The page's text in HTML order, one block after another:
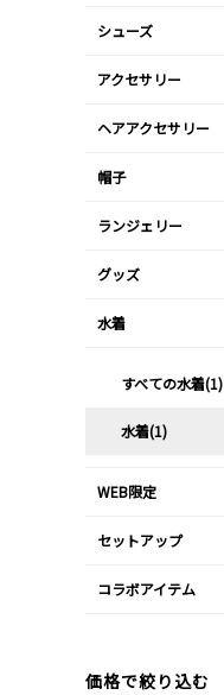
シューズ
アクセサリー
ヘアアクセサリー
帽子
ランジェリー
グッズ
水着
すべての水着(1)
水着(1)
WEB限定
セットアップ
コラボアイテム
価格で絞り込む